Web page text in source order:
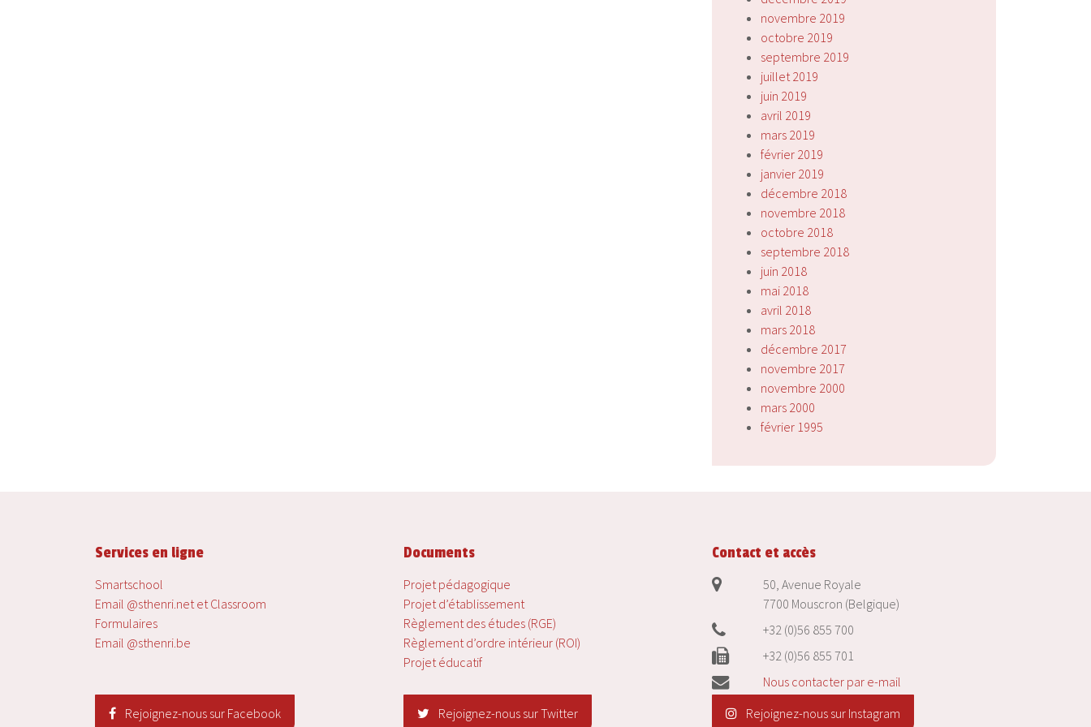
novembre 2019
octobre 2019
septembre 2019
juillet 2019
juin 2019
avril 2019
mars 2019
février 2019
janvier 2019
décembre 2018
novembre 2018
octobre 2018
septembre 2018
juin 2018
mai 2018
avril 2018
mars 2018
décembre 2017
novembre 2017
novembre 2000
mars 2000
février 1995
Services en ligne
Smartschool
Email @sthenri.net et Classroom
Formulaires
Email @sthenri.be
Documents
Projet pédagogique
Projet d’établissement
Règlement des études (RGE)
Règlement d’ordre intérieur (ROI)
Projet éducatif
Contact et accès
50, Avenue Royale
7700 Mouscron (Belgique)
+32 (0)56 855 700
+32 (0)56 855 701
Nous contacter par e-mail
Rejoignez-nous sur Facebook
Rejoignez-nous sur Twitter Rejoignez-nous sur Instagram